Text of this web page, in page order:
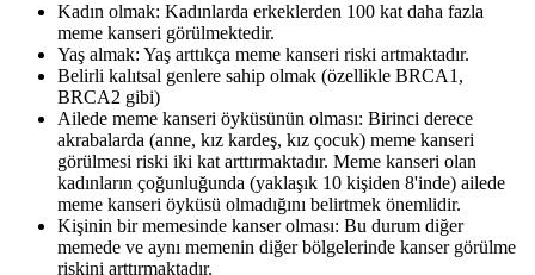
Kadın olmak: Kadınlarda erkeklerden 100 kat daha fazla
meme kanseri görülmektedir.
Yaş almak: Yaş arttıkça meme kanseri riski artmaktadır.
Belirli kalıtsal genlere sahip olmak (özellikle BRCA1,
BRCA2 gibi)
Ailede meme kanseri öyküsünün olması: Birinci derece
akrabalarda (anne, kız kardeş, kız çocuk) meme kanseri
görülmesi riski iki kat arttırmaktadır. Meme kanseri olan
kadınların çoğunluğunda (yaklaşık 10 kişiden 8'inde) ailede
meme kanseri öyküsü olmadığını belirtmek önemlidir.
Kişinin bir memesinde kanser olması: Bu durum diğer
memede ve aynı memenin diğer bölgelerinde kanser görülme
riskini arttırmaktadır.